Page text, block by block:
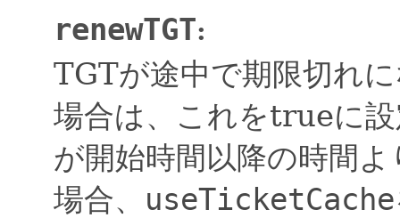
renewTGT:
TGTが途中で期限切れ
場合は、これをtrueに
が開始時間以降の時間
場合、 useTicketCache